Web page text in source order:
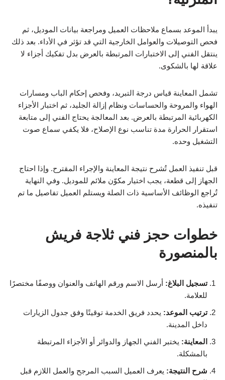
يبدأ الموعد بسماع ملاحظات العميل ومراجعة بيانات الموديل، ثم
فحص التوصيلات والعوامل الخارجية التي قد تؤثر في الأداء. بعد ذلك
ينتقل الفني إلى الاختبارات المرتبطة بالعرض بدل تفكيك أجزاء لا
علاقة لها بالشكوى.
تشمل المعاينة قياس درجة التبريد، وفحص إحكام الباب ومسارات
الهواء والمروحة والحساسات ونظام إزالة الجليد، ثم اختبار الأجزاء
الكهربائية المرتبطة بالعرض. بعد المعالجة يحتاج الفني إلى متابعة
استقرار الحرارة مدة تناسب نوع الإصلاح، فلا يكفي سماع صوت
التشغيل وحده.
قبل تنفيذ العمل تُشرح نتيجة المعاينة والإجراء المقترح. وإذا احتاج
الجهاز إلى قطعة، يجب اختيار مكوّن ملائم للموديل. وفي النهاية
تُراجع الوظائف الأساسية ذات الصلة ويستلم العميل تفاصيل ما تم
تنفيذه.
خطوات حجز فني ثلاجة فريش
بالمنصورة
تسجيل البلاغ: أرسل الاسم ورقم الهاتف والعنوان ووصفًا مختصرًا
للعلامة.
ترتيب الموعد: يحدد فريق الخدمة توقيتًا وفق جدول الزيارات
داخل المدينة.
المعاينة: يختبر الفني الجهاز والدوائر أو الأجزاء المرتبطة
بالمشكلة.
شرح النتيجة: يعرف العميل السبب المرجح والعمل اللازم قبل